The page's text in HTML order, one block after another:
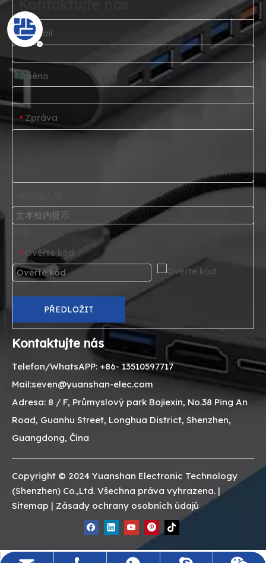
* E-mail
Jméno
* Zpráva
* Ověřte kód
PŘEDLOŽIT
Kontaktujte nás
Telefon/WhatsAPP: +86- 13510597717
Mail:seven@yuanshan-elec.com
Adresa: 8 / F, Průmyslový park Bojiexin, No.38 Ping An
Road, Guanhu Street, Longhua District, Shenzhen,
Guangdong, Čína
Copyright © 2024 Yuanshan Electronic Technology
(Shenzhen) Co.,Ltd. Všechna práva vyhrazena. |
Sitemap | Zásady ochrany osobních údajů